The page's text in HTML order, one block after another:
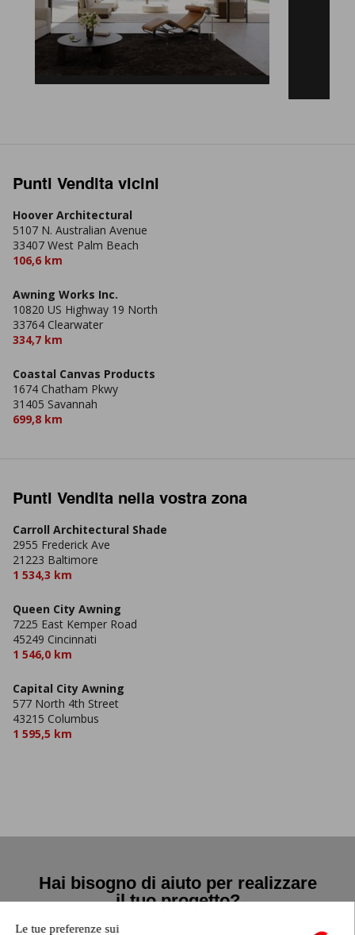
Punti Vendita vicini
Hoover Architectural
5107 N. Australian Avenue
33407 West Palm Beach
106,6 km
Awning Works Inc.
10820 US Highway 19 North
33764 Clearwater
334,7 km
Coastal Canvas Products
1674 Chatham Pkwy
31405 Savannah
699,8 km
Punti Vendita nella vostra zona
Carroll Architectural Shade
2955 Frederick Ave
21223 Baltimore
1 534,3 km
Queen City Awning
7225 East Kemper Road
45249 Cincinnati
1 546,0 km
Capital City Awning
577 North 4th Street
43215 Columbus
1 595,5 km
Hai bisogno di aiuto per realizzare
il tuo progetto?